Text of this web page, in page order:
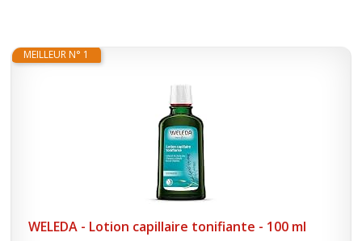
MEILLEUR N° 1
WELEDA - Lotion capillaire tonifiante - 100 ml